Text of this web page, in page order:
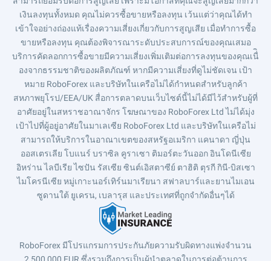
เงินลงทุนทั้งหมด คุณไม่ควรซื้อขายหรือลงทุน เว้นแต่ว่าคุณได้ทำ
เข้าใจอย่างถ่องแท้เรื่องความเสี่ยงเกี่ยวกับการสูญเสีย เมื่อทำการซื้อ
ขายหรือลงทุน คุณต้องพิจารณาระดับประสบการณ์ของคุณเสมอ
บริการคัดลอกการซื้อขายมีความเสี่ยงเพิ่มเติมต่อการลงทุนของคุณเนื่ิ
องจากธรรมชาติของผลิตภัณฑ์ หากมีความเสี่ยงที่ดูไม่ชัดเจน เป้า
หมาย RoboForex และบริษัทในเครือไม่ได้กำหนดสำหรับลูกค้า
สหภาพยุโรป/EEA/UK สื่อการตลาดบนเว็บไซต์นี้ไม่ได้มีไว้สำหรับผู้ที่
อาศัยอยู่ในสหราชอาณาจักร โฆษณาของ RoboForex Ltd ไม่ได้มุ่ง
เป้าไปที่ผู้อยู่อาศัยในมาเลเซีย RoboForex Ltd และบริษัทในเครือไม่
สามารถให้บริการในอาณาเขตของสหรัฐอเมริกา แคนาดา ญี่ปุ่น
ออสเตรเลีย โบแนร์ บราซิล คูราเซา ติมอร์ตะวันออก อินโดนีเซีย
อิหร่าน ไลบีเรีย ไซปัน รัสเซีย ซินต์เอิสตาซีย์ ตาฮิติ ตุรกี กินี-บิสเซา
ไมโครนีเซีย หมู่เกาะนอร์เทิร์นมาเรียนา สฟาลบาร์และยานไมเอน
ซูดานใต้ ยูเครน, เบลารุส และประเทศที่ถูกจำกัดอื่นๆได้
RoboForex มีโปรแกรมการประกันภัยความรับผิดทางแพ่งจำนวน